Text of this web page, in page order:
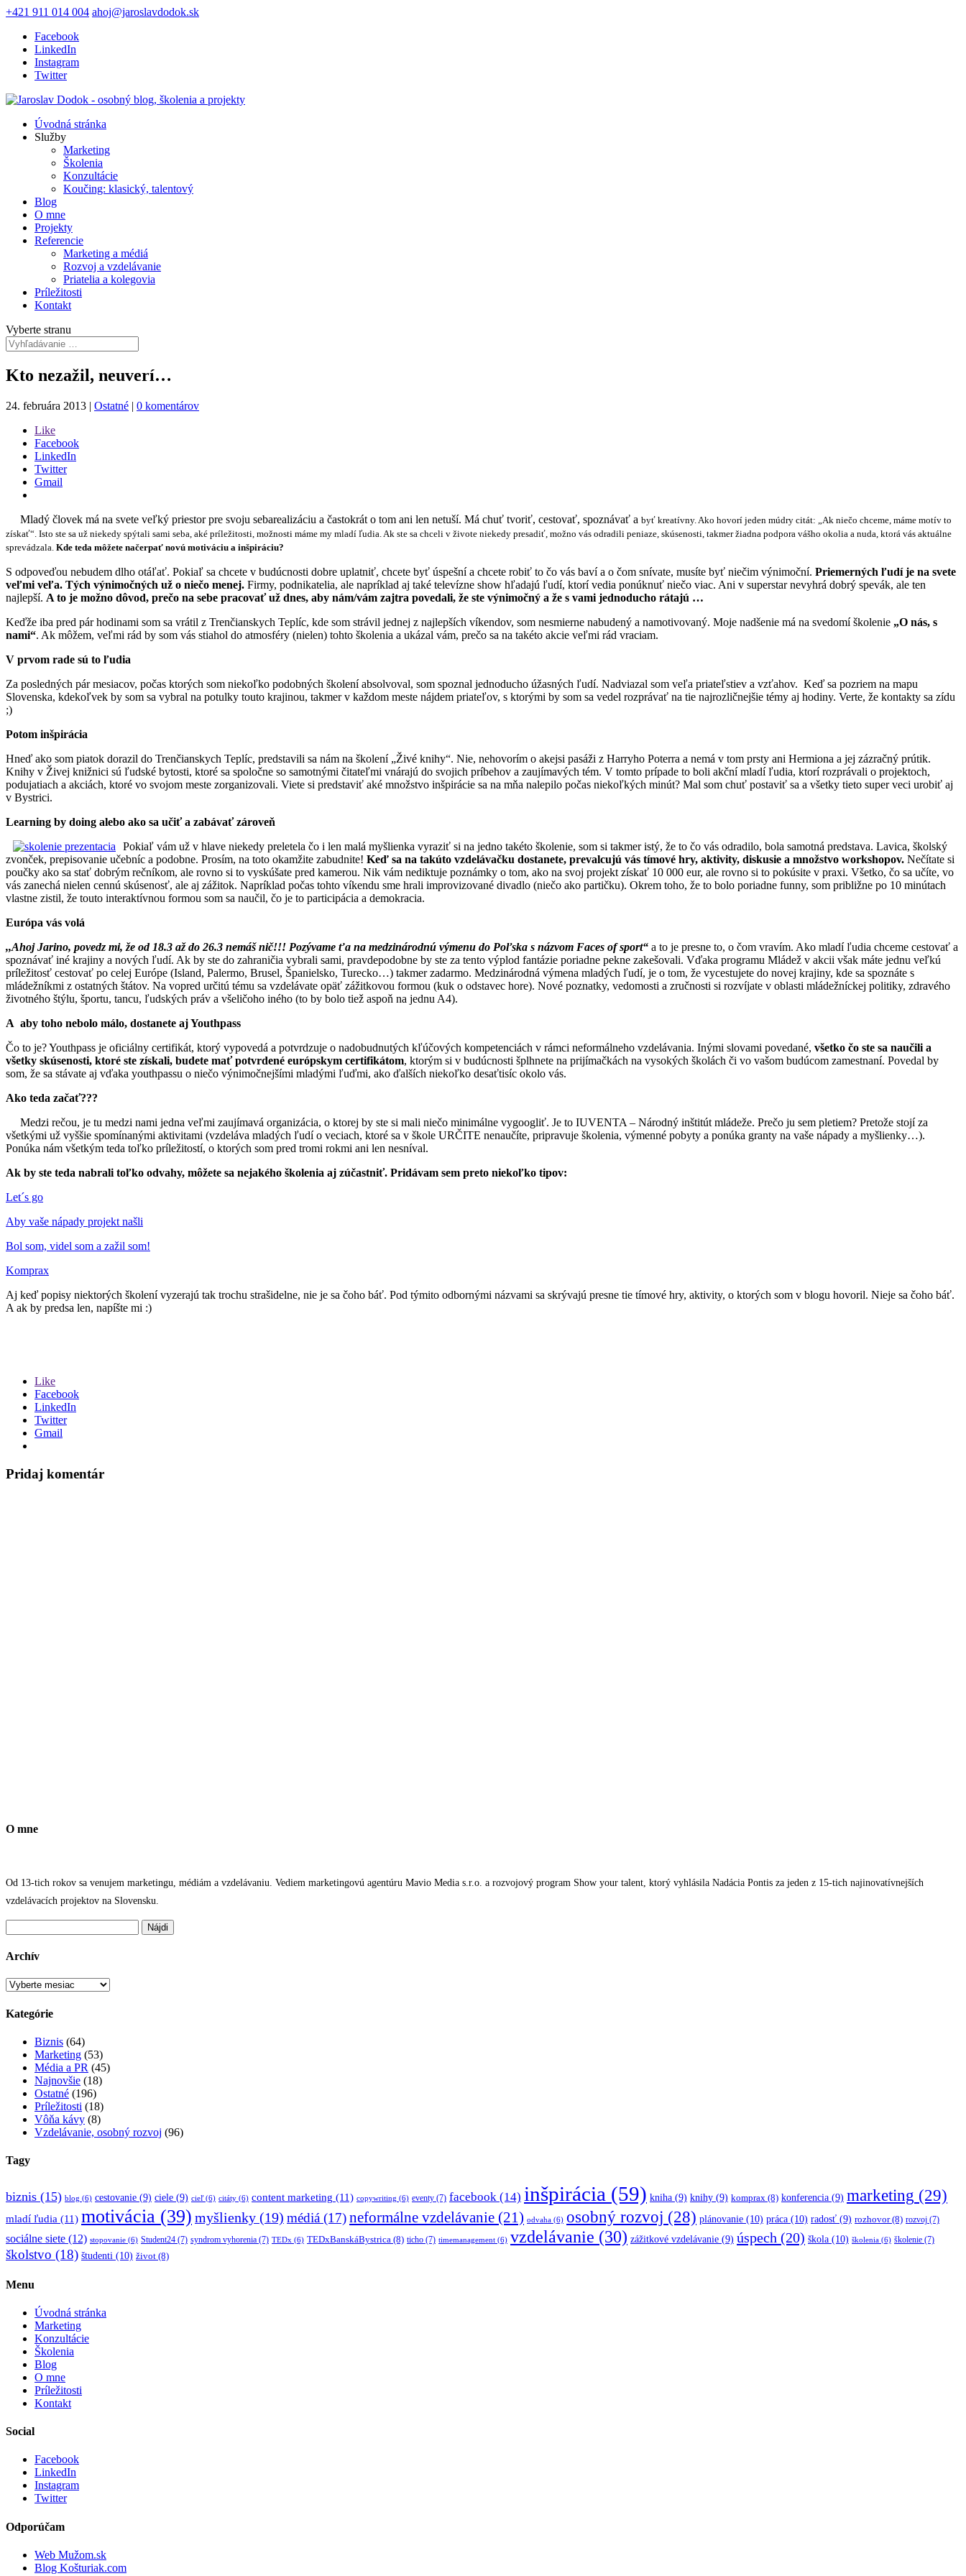
+421 911 014 004 ahoj@jaroslavdodok.sk
Facebook
LinkedIn
Instagram
Twitter
Úvodná stránka
Služby
Marketing
Školenia
Konzultácie
Koučing: klasický, talentový
Blog
O mne
Projekty
Referencie
Marketing a médiá
Rozvoj a vzdelávanie
Priatelia a kolegovia
Príležitosti
Kontakt
Vyberte stranu
Kto nezažil, neuverí…
24. februára 2013 | Ostatné | 0 komentárov
Like
Facebook
LinkedIn
Twitter
Gmail
Mladý človek má na svete veľký priestor pre svoju sebarealizáciu a častokrát o tom ani len netuší. Má chuť tvoriť, cestovať, spoznávať a byť kreatívny. Ako hovorí jeden múdry citát: „Ak niečo chceme, máme motív to
získať“. Isto ste sa už niekedy spýtali sami seba, aké príležitosti, možnosti máme my mladí ľudia. Ak ste sa chceli v živote niekedy presadiť, možno vás odradili peniaze, skúsenosti, takmer žiadna podpora vášho okolia a nuda, ktorá vás aktuálne
sprevádzala. Kde teda môžete načerpať novú motiváciu a inšpiráciu?
S odpoveďou nebudem dlho otáľať. Pokiaľ sa chcete v budúcnosti dobre uplatniť, chcete byť úspešní a chcete robiť to čo vás baví a o čom snívate, musíte byť niečim výnimoční. Priemerných ľudí je na svete
veľmi veľa. Tých výnimočných už o niečo menej. Firmy, podnikatelia, ale napríklad aj také televízne show hľadajú ľudí, ktorí vedia ponúknuť niečo viac. Ani v superstar nevyhrá dobrý spevák, ale ten
najlepší. A to je možno dôvod, prečo na sebe pracovať už dnes, aby nám/vám zajtra povedali, že ste výnimočný a že s vami jednoducho rátajú …
Keďže iba pred pár hodinami som sa vrátil z Trenčianskych Teplíc, kde som strávil jednej z najlepších víkendov, som nesmierne nabudený a namotivovaný. Moje nadšenie má na svedomí školenie „O nás, s
nami“. Ak môžem, veľmi rád by som vás stiahol do atmosféry (nielen) tohto školenia a ukázal vám, prečo sa na takéto akcie veľmi rád vraciam.
V prvom rade sú to ľudia
Za posledných pár mesiacov, počas ktorých som niekoľko podobných školení absolvoval, som spoznal jednoducho úžasných ľudí. Nadviazal som veľa priateľstiev a vzťahov. Keď sa pozriem na mapu
Slovenska, kdekoľvek by som sa vybral na potulky touto krajinou, takmer v každom meste nájdem priateľov, s ktorými by som sa vedel rozprávať na tie najrozličnejšie témy aj hodiny. Verte, že kontakty sa zídu
;)
Potom inšpirácia
Hneď ako som piatok dorazil do Trenčianskych Teplíc, predstavili sa nám na školení „Živé knihy“. Nie, nehovorím o akejsi pasáži z Harryho Poterra a nemá v tom prsty ani Hermiona a jej zázračný prútik.
Knihy v Živej knižnici sú ľudské bytosti, ktoré sa spoločne so samotnými čitateľmi vnárajú do svojich príbehov a zaujímavých tém. V tomto prípade to boli akční mladí ľudia, ktorí rozprávali o projektoch,
podujatiach a akciách, ktoré vo svojom meste zorganizovali. Viete si predstaviť aké množstvo inšpirácie sa na mňa nalepilo počas niekoľkých minút? Mal som chuť postaviť sa a všetky tieto super veci urobiť aj
v Bystrici.
Learning by doing alebo ako sa učiť a zabávať zároveň
Pokiaľ vám už v hlave niekedy preletela čo i len malá myšlienka vyraziť si na jedno takéto školenie, som si takmer istý, že to čo vás odradilo, bola samotná predstava. Lavica, školský
zvonček, prepisovanie učebníc a podobne. Prosím, na toto okamžite zabudnite! Keď sa na takúto vzdelávačku dostanete, prevalcujú vás tímové hry, aktivity, diskusie a množstvo workshopov. Nečítate si
poučky ako sa stať dobrým rečníkom, ale rovno si to vyskúšate pred kamerou. Nik vám nediktuje poznámky o tom, ako na svoj projekt získať 10 000 eur, ale rovno si to pokúsite v praxi. Všetko, čo sa učíte, vo
vás zanechá nielen cennú skúsenosť, ale aj zážitok. Napríklad počas tohto víkendu sme hrali improvizované divadlo (niečo ako partičku). Okrem toho, že to bolo poriadne funny, som približne po 10 minútach
vlastne zistil, že touto interaktívnou formou som sa naučil, čo je to participácia a demokracia.
Európa vás volá
,,Ahoj Jarino, povedz mi, že od 18.3 až do 26.3 nemáš nič!!! Pozývame ťa na medzinárodnú výmenu do Poľska s názvom Faces of sport“ a to je presne to, o čom vravím. Ako mladí ľudia chceme cestovať a
spoznávať iné krajiny a nových ľudí. Ak by ste do zahraničia vybrali sami, pravdepodobne by ste za tento výplod fantázie poriadne pekne zakešovali. Vďaka programu Mládež v akcii však máte jednu veľkú
príležitosť cestovať po celej Európe (Island, Palermo, Brusel, Španielsko, Turecko…) takmer zadarmo. Medzinárodná výmena mladých ľudí, je o tom, že vycestujete do novej krajiny, kde sa spoznáte s
mládežníkmi z ostatných štátov. Na vopred určitú tému sa vzdelávate opäť zážitkovou formou (kuk o odstavec hore). Nové poznatky, vedomosti a zručnosti si rozvíjate v oblasti mládežníckej politiky, zdravého
životného štýlu, športu, tancu, ľudských práv a všeličoho iného (to by bolo tiež aspoň na jednu A4).
A aby toho nebolo málo, dostanete aj Youthpass
Čo to je? Youthpass je oficiálny certifikát, ktorý vypovedá a potvrdzuje o nadobudnutých kľúčových kompetenciách v rámci neformálneho vzdelávania. Inými slovami povedané, všetko čo ste sa naučili a
všetky skúsenosti, ktoré ste získali, budete mať potvrdené európskym certifikátom, ktorým si v budúcnosti šplhnete na prijímačkách na vysokých školách či vo vašom budúcom zamestnaní. Povedal by
som, že sa stávate aj vďaka youthpassu o niečo výnimočnejšími mladými ľuďmi, ako ďalších niekoľko desaťtisíc okolo vás.
Ako teda začať???
Medzi rečou, je tu medzi nami jedna veľmi zaujímavá organizácia, o ktorej by ste si mali niečo minimálne vygoogliť. Je to IUVENTA – Národný inštitút mládeže. Prečo ju sem pletiem? Pretože stojí za
všetkými už vyššie spomínanými aktivitami (vzdeláva mladých ľudí o veciach, ktoré sa v škole URČITE nenaučíte, pripravuje školenia, výmenné pobyty a ponúka granty na vaše nápady a myšlienky…).
Ponúka nám všetkým teda toľko príležitostí, o ktorých som pred tromi rokmi ani len nesníval.
Ak by ste teda nabrali toľko odvahy, môžete sa nejakého školenia aj zúčastniť. Pridávam sem preto niekoľko tipov:
Let´s go
Aby vaše nápady projekt našli
Bol som, videl som a zažil som!
Komprax
Aj keď popisy niektorých školení vyzerajú tak trochu strašidelne, nie je sa čoho báť. Pod týmito odbornými názvami sa skrývajú presne tie tímové hry, aktivity, o ktorých som v blogu hovoril. Nieje sa čoho báť.
A ak by predsa len, napíšte mi :)
Like
Facebook
LinkedIn
Twitter
Gmail
Pridaj komentár
O mne
Od 13-tich rokov sa venujem marketingu, médiám a vzdelávaniu. Vediem marketingovú agentúru Mavio Media s.r.o. a rozvojový program Show your talent, ktorý vyhlásila Nadácia Pontis za jeden z 15-tich najinovatívnejších
vzdelávacích projektov na Slovensku.
Archív
Archív
Kategórie
Biznis (64)
Marketing (53)
Média a PR (45)
Najnovšie (18)
Ostatné (196)
Príležitosti (18)
Vôňa kávy (8)
Vzdelávanie, osobný rozvoj (96)
Tagy
biznis (15) blog (6) cestovanie (9) ciele (9) cieľ(6) citáty (6) content marketing (11) copywriting (6) eventy (7) facebook (14) inšpirácia (59) kniha (9) knihy (9) komprax (8) konferencia (9) marketing (29)
mladí ľudia (11) motivácia (39) myšlienky (19) médiá (17)neformálne vzdelávanie (21) odvaha (6) osobný rozvoj (28) plánovanie (10) práca (10) radosť (9) rozhovor(8) rozvoj (7)
sociálne siete (12) stopovanie (6) Student24 (7) syndrom vyhorenia (7) TEDx (6) TEDxBanskáBystrica (8) ticho (7) timemanagement (6) vzdelávanie (30) zážitkové vzdelávanie (9) úspech (20) škola (10) školenia (6) školenie (7)
školstvo (18) študenti (10) život (8)
Menu
Úvodná stránka
Marketing
Konzultácie
Školenia
Blog
O mne
Príležitosti
Kontakt
Social
Facebook
LinkedIn
Instagram
Twitter
Odporúčam
Web Mužom.sk
Blog Košturiak.com